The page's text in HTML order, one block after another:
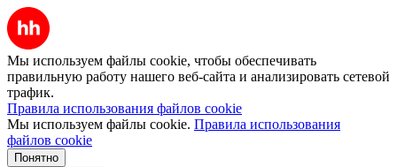
Мы используем файлы cookie, чтобы обеспечивать
правильную работу нашего веб-сайта и анализировать сетевой
трафик.
Правила использования файлов cookie
Мы используем файлы cookie. Правила использования
файлов cookie
Понятно